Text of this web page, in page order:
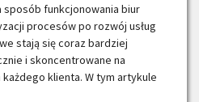
sposób funkcjonowania biur
procesów po rozwój usług
stają się coraz bardziej
i skoncentrowane na
klienta. W tym artykule